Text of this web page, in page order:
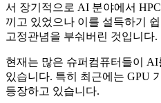
서 장기적으로 AI 분야에서
끼고 있었으나 이를 설득하기
고정관념을 부숴버린 것입니다.
현재는 많은 슈퍼컴퓨터들이
있습니다. 특히 최근에는 GPU
등장하고 있습니다.